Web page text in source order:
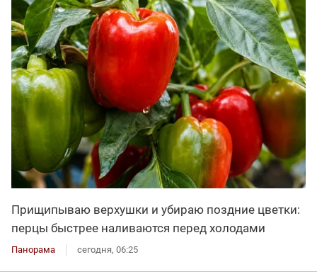
Прищипываю верхушки и убираю поздние цветки:
перцы быстрее наливаются перед холодами
Панорама сегодня, 06:25